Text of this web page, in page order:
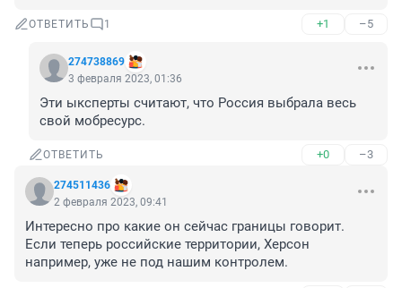
ОТВЕТИТЬ 1 +1 –5
274738869
3 февраля 2023, 01:36
Эти ыксперты считают, что Россия выбрала весь
свой мобресурс.
ОТВЕТИТЬ +0 –3
274511436
2 февраля 2023, 09:41
Интересно про какие он сейчас границы говорит.
Если теперь российские территории, Херсон
например, уже не под нашим контролем.